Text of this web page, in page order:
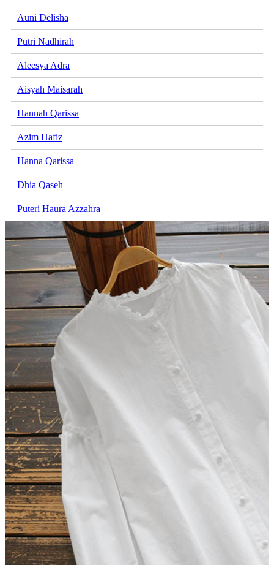
Auni Delisha
Putri Nadhirah
Aleesya Adra
Aisyah Maisarah
Hannah Qarissa
Azim Hafiz
Hanna Qarissa
Dhia Qaseh
Puteri Haura Azzahra